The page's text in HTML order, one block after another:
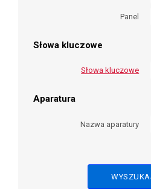
Panel
Słowa kluczowe
Słowa kluczowe
Aparatura
Nazwa aparatury